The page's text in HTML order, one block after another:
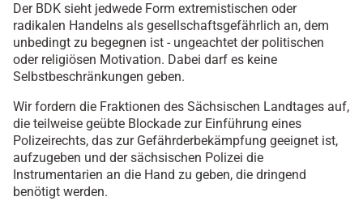
Der BDK sieht jedwede Form extremistischen oder
radikalen Handelns als gesellschaftsgefährlich an, dem
unbedingt zu begegnen ist - ungeachtet der politischen
oder religiösen Motivation. Dabei darf es keine
Selbstbeschränkungen geben.
Wir fordern die Fraktionen des Sächsischen Landtages auf,
die teilweise geübte Blockade zur Einführung eines
Polizeirechts, das zur Gefährderbekämpfung geeignet ist,
aufzugeben und der sächsischen Polizei die
Instrumentarien an die Hand zu geben, die dringend
benötigt werden.